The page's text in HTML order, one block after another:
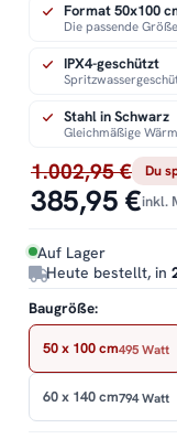
1.002,95 € Du
385,95 €inkl.
Auf Lager
Heute bestellt, in
Format 50x100
Die passende
IPX4-geschützt
Stahl in Schwarz
Gleichmäßige
Baugröße:
50 x 100 cm495 Watt
60 x 140 cm794 Watt